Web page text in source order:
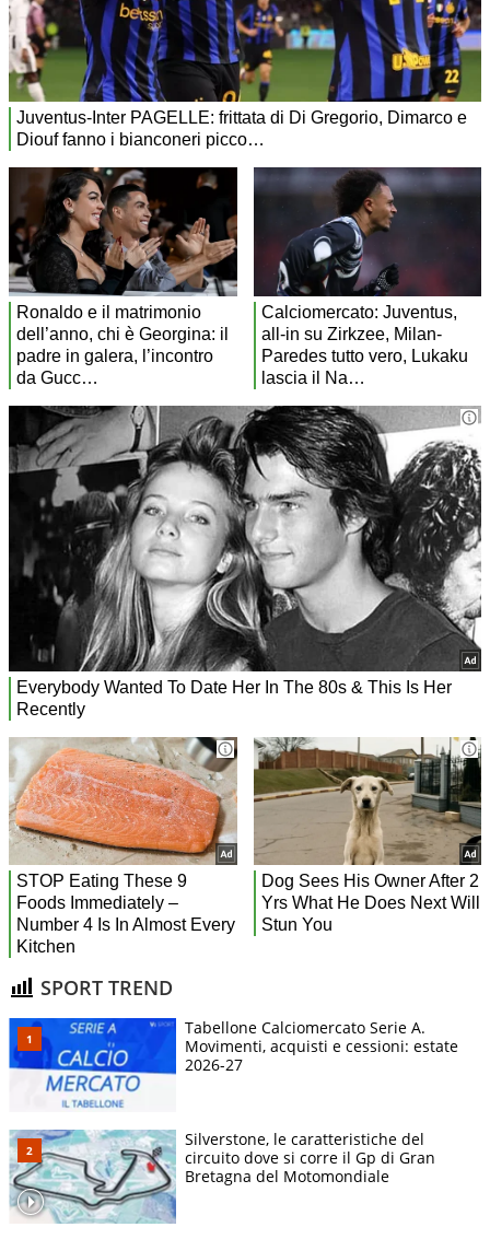
SPORT TREND
Tabellone Calciomercato Serie A.
Movimenti, acquisti e cessioni: estate
2026-27
Silverstone, le caratteristiche del
circuito dove si corre il Gp di Gran
Bretagna del Motomondiale